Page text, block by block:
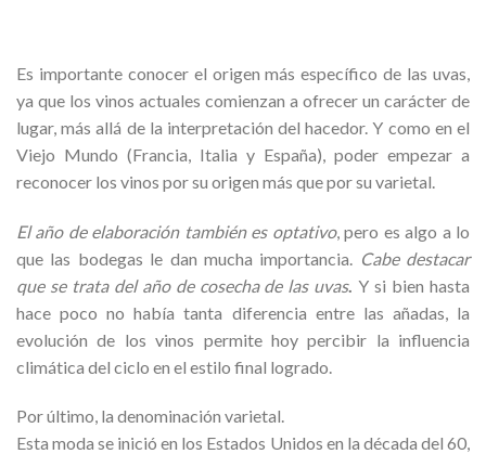
Es importante conocer el origen más específico de las uvas,
ya que los vinos actuales comienzan a ofrecer un carácter de
lugar, más allá de la interpretación del hacedor. Y como en el
Viejo Mundo (Francia, Italia y España), poder empezar a
reconocer los vinos por su origen más que por su varietal.
El año de elaboración también es optativo, pero es algo a lo
que las bodegas le dan mucha importancia.
Cabe destacar
que se trata del año de cosecha de las uvas.Y si bien hasta
hace poco no había tanta diferencia entre las añadas, la
evolución de los vinos permite hoy percibir la influencia
climática del ciclo en el estilo final logrado.
Por último, la denominación varietal.
Esta moda se inició en los Estados Unidos en la década del 60,